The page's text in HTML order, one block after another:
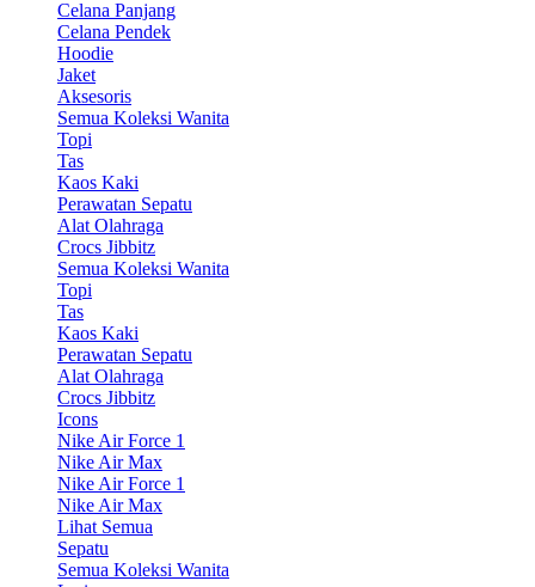
Celana Panjang
Celana Pendek
Hoodie
Jaket
Aksesoris
Semua Koleksi Wanita
Topi
Tas
Kaos Kaki
Perawatan Sepatu
Alat Olahraga
Crocs Jibbitz
Semua Koleksi Wanita
Topi
Tas
Kaos Kaki
Perawatan Sepatu
Alat Olahraga
Crocs Jibbitz
Icons
Nike Air Force 1
Nike Air Max
Nike Air Force 1
Nike Air Max
Lihat Semua
Sepatu
Semua Koleksi Wanita